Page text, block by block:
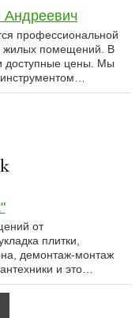
Андреевич
профессиональной
жилых помещений. В
доступные цены. Мы
от
плитки,
демонтаж-монтаж
и это…